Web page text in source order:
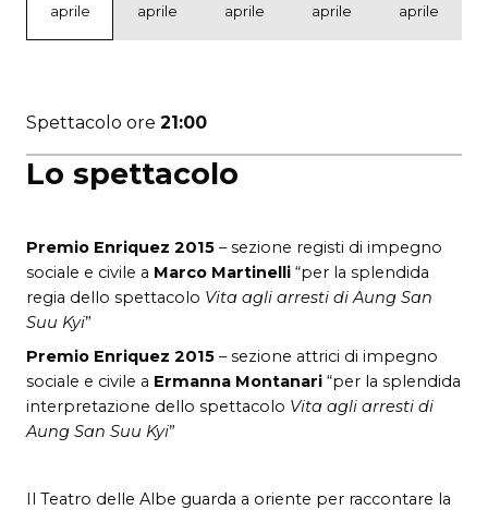
Lo spettacolo
Premio Enriquez 2015 – sezione registi di impegno
sociale e civile a Marco Martinelli “per la splendida
regia dello spettacolo Vita agli arresti di Aung San
Suu Kyi”
Premio Enriquez 2015 – sezione attrici di impegno
sociale e civile a Ermanna Montanari “per la splendida
interpretazione dello spettacolo Vita agli arresti di
Aung San Suu Kyi”
Il Teatro delle Albe guarda a oriente per raccontare la
aprile aprile aprile aprile aprile
Spettacolo ore 21:00